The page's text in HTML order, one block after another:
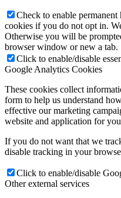
Check to enable
cookies if you do not opt in.
Otherwise you will be
browser window or new a tab.
Click to enable/disable
Google Analytics Cookies
These cookies collect
form to help us understand
effective our marketing
website and application for
If you do not want that we
disable tracking in your
Click to enable/disable
Other external services